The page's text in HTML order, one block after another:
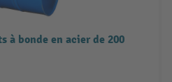
à bonde en acier de 200